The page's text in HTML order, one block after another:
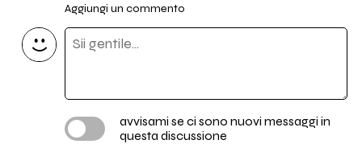
Aggiungi un commento
avvisami se ci sono nuovi messaggi in
questa discussione